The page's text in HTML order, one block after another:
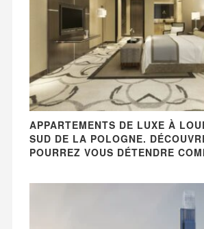
APPARTEMENTS DE LUXE À
SUD DE LA POLOGNE.
POURREZ VOUS DÉTENDRE